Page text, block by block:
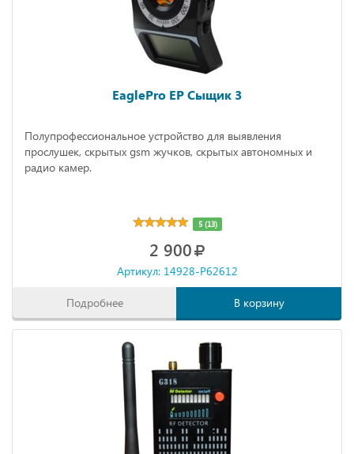
EaglePro EP Сыщик 3
Полупрофессиональное устройство для выявления
прослушек, скрытых gsm жучков, скрытых автономных и
радио камер.
5 (13)
2 900
Артикул: 14928-P62612
Подробнее В корзину